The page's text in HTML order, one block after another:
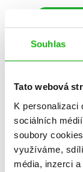
Souhlas
Tato webová
K personalizaci
sociálních
soubory
využíváme,
média, inzerci a